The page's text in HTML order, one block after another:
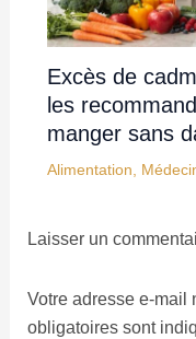
Excès de
les
manger sans
Alimentation,
Laisser un
Votre adresse e-mail
obligatoires sont